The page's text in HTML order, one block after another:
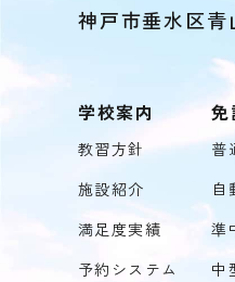
神戸市垂水区青
学校案内
教習方針
施設紹介
満足度実績
予約システム
免
普
自
準
中